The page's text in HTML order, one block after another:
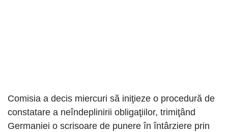
Comisia a decis miercuri să iniţieze o procedură de
constatare a neîndeplinirii obligaţiilor, trimiţând
Germaniei o scrisoare de punere în întârziere prin